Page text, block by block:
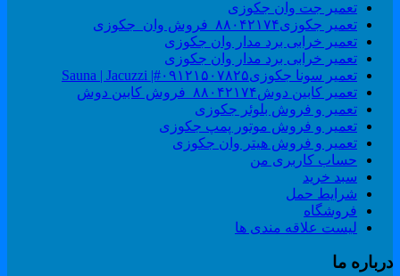
تعمیر جت وان جکوزی
تعمیر جکوزی۸۸۰۴۲۱۷۴_فروش وان_جکوزی
تعمیر خرابی برد مدار وان جکوزی
تعمیر خرابی برد مدار وان جکوزی
تعمیر سونا جکوزی۰۹۱۲۱۵۰۷۸۲۵#| Sauna | Jacuzzi
تعمیر کابین دوش۸۸۰۴۲۱۷۴_فروش کابین دوش
تعمیر و فروش بلوئر جکوزی
تعمیر و فروش موتور پمپ جکوزی
تعمیر و فروش هیتر وان جکوزی
حساب کاربری من
سبد خرید
شرایط حمل
فروشگاه
لیست علاقه مندی ها
ما